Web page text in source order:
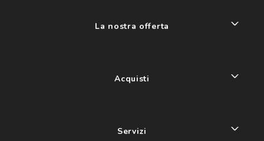
La nostra offerta
Acquisti
Servizi